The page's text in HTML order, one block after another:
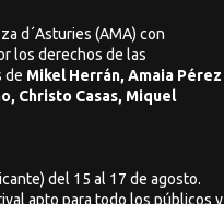
d´Asturies (AMA) con
los derechos de las
de Mikel Herrán, Amaia Pérez
Christo Casas, Miquel
del 15 al 17 de agosto.
apto para todo los públicos y